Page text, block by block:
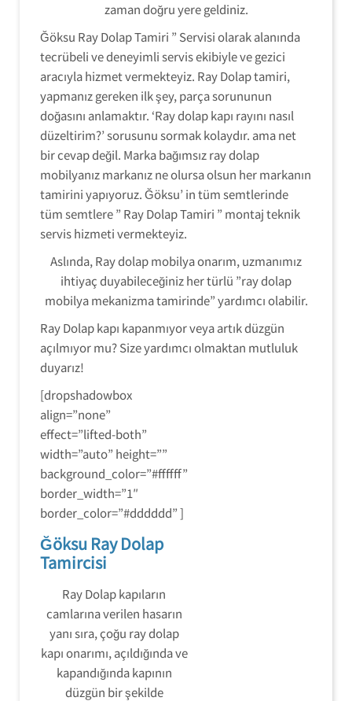
zaman doğru yere geldiniz.
Ğöksu Ray Dolap Tamiri ” Servisi olarak alanında
tecrübeli ve deneyimli servis ekibiyle ve gezici
aracıyla hizmet vermekteyiz. Ray Dolap tamiri,
yapmanız gereken ilk şey, parça sorununun
doğasını anlamaktır. ‘Ray dolap kapı rayını nasıl
düzeltirim?’ sorusunu sormak kolaydır. ama net
bir cevap değil. Marka bağımsız ray dolap
mobilyanız markanız ne olursa olsun her markanın
tamirini yapıyoruz. Ğöksu’ in tüm semtlerinde
tüm semtlere ” Ray Dolap Tamiri ” montaj teknik
servis hizmeti vermekteyiz.
Aslında, Ray dolap mobilya onarım, uzmanımız
ihtiyaç duyabileceğiniz her türlü ”ray dolap
mobilya mekanizma tamirinde” yardımcı olabilir.
Ray Dolap kapı kapanmıyor veya artık düzgün
açılmıyor mu? Size yardımcı olmaktan mutluluk
duyarız!
[dropshadowbox
align=”none”
effect=”lifted-both”
width=”auto” height=””
background_color=”#ffffff”
border_width=”1″
border_color=”#dddddd” ]
Ğöksu Ray Dolap
Tamircisi
Ray Dolap kapıların
camlarına verilen hasarın
yanı sıra, çoğu ray dolap
kapı onarımı, açıldığında ve
kapandığında kapının
düzgün bir şekilde